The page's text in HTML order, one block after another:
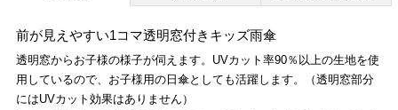
前が見えやすい1コマ透明窓付きキッズ雨傘
透明窓からお子様の様子が伺えます。UVカット率90％以上の生地を使
用しているので、お子様用の日傘としても活躍します。（透明窓部分
にはUVカット効果はありません）